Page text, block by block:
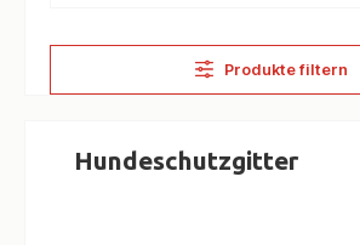
Produkte filtern
Hundeschutzgitter